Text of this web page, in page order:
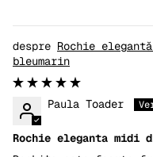
Rochie
bleumarin
Paula Toader
Rochie eleganta midi